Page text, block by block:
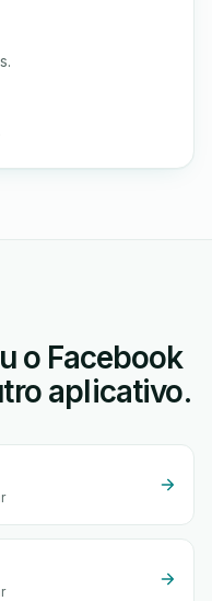
o Facebook
aplicativo.